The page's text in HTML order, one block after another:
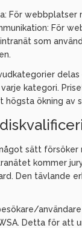
För
För
som
kategori.
högsta ökning av
sätt försöker
kommer
Den tävlande
Detta för att